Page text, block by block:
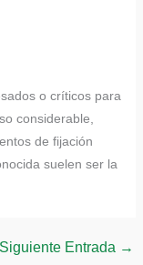
o críticos para
considerable,
de fijación
suelen ser la
Siguiente Entrada →